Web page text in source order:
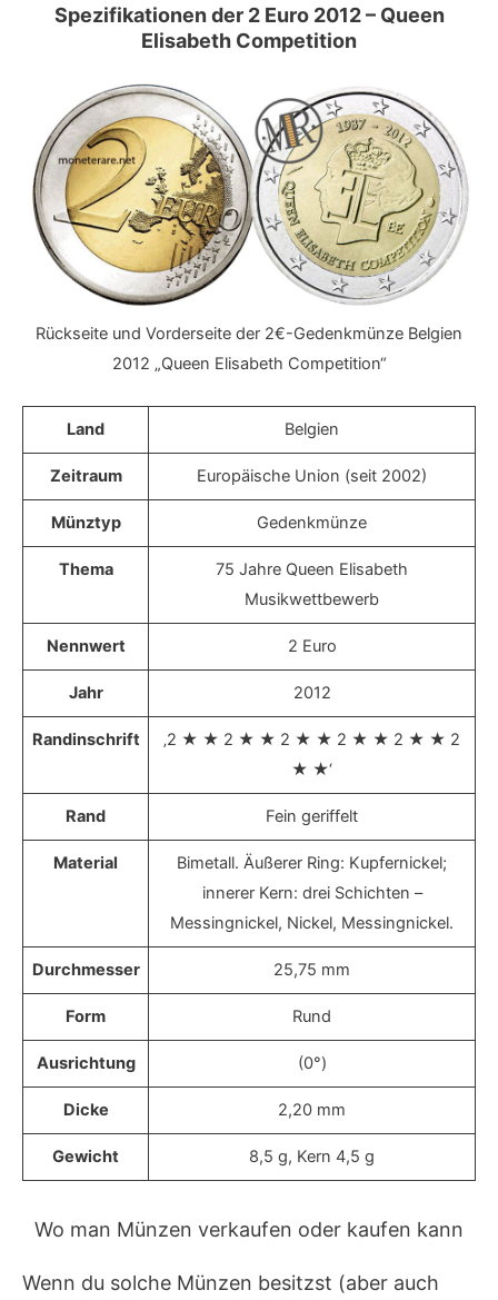
Spezifikationen der 2 Euro 2012 – Queen
Elisabeth Competition
Rückseite und Vorderseite der 2€-Gedenkmünze Belgien
2012 „Queen Elisabeth Competition“
Land Belgien
Zeitraum Europäische Union (seit 2002)
Münztyp Gedenkmünze
Thema
75 Jahre Queen Elisabeth
Musikwettbewerb
Nennwert 2 Euro
Jahr 2012
Randinschrift
‚2 ★ ★ 2 ★ ★ 2 ★ ★ 2 ★ ★ 2 ★ ★ 2
★ ★‘
Rand Fein geriffelt
Material
Bimetall. Äußerer Ring: Kupfernickel;
innerer Kern: drei Schichten –
Messingnickel, Nickel, Messingnickel.
Durchmesser 25,75 mm
Form Rund
Ausrichtung (0°)
Dicke 2,20 mm
Gewicht 8,5 g, Kern 4,5 g
Wo man Münzen verkaufen oder kaufen kann
Wenn du solche Münzen besitzst (aber auch